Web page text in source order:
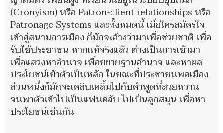
(Cronyism) หรือ Patron-client relationships หรือ
Patronage Systems และทั้งหมดนี้ เมื่อใครสมัครใจ
เข้าสู่สนามการเมือง ก็มักจะอ้างว่ามาเพื่อช่วยชาติ เพื่อ
รับใช้ประชาชน หากแท้จริงแล้ว ต่างเป็นการเข้ามา
เพื่อแสวงหาอำนาจ เพื่อขยายฐานอำนาจ และหาผล
ประโยชน์เข้าตัวเป็นหลัก ในขณะที่ประชาชนพลเมือง
ส่วนหนึ่งก็มักจะเคลิบเคลิ้มไปกับคำพูดที่สวยหวาน
จนพาตัวเข้าไปเป็นแฟนคลับ ไปเป็นลูกสมุน เพื่อหา
ประโยชน์เช่นกัน